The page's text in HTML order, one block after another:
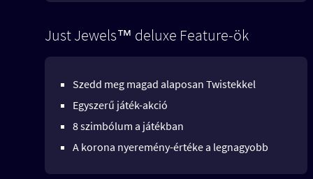
Just Jewels™ deluxe Feature-ök
Szedd meg magad alaposan Twistekkel
Egyszerű játék-akció
8 szimbólum a játékban
A korona nyeremény-értéke a legnagyobb